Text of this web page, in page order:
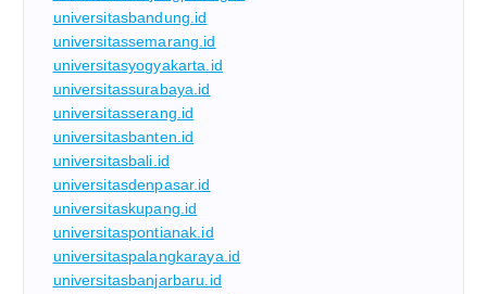
universitasbandung.id
universitassemarang.id
universitasyogyakarta.id
universitassurabaya.id
universitasserang.id
universitasbanten.id
universitasbali.id
universitasdenpasar.id
universitaskupang.id
universitaspontianak.id
universitaspalangkaraya.id
universitasbanjarbaru.id